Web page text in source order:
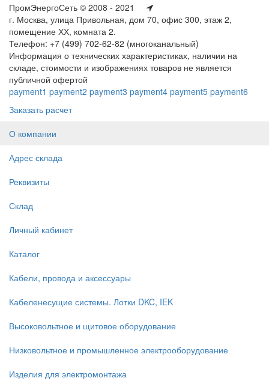
ПромЭнергоСеть © 2008 - 2021
г. Москва, улица Привольная, дом 70, офис 300, этаж 2,
помещение ХХ, комната 2.
Телефон: +7 (499) 702-62-82 (многоканальный)
Информация о технических характеристиках, наличии на
складе, стоимости и изображениях товаров не является
публичной офертой
payment1 payment2 payment3 payment4 payment5 payment6
Заказать расчет
О компании
Адрес склада
Реквизиты
Склад
Личный кабинет
Каталог
Кабели, провода и аксессуары
Кабеленесущие системы. Лотки DKC, IEK
Высоковольтное и щитовое оборудование
Низковольтное и промышленное электрооборудование
Изделия для электромонтажа